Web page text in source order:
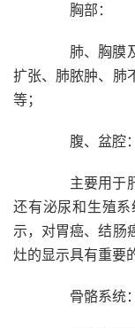
胸部：
肺、胸膜
扩张、肺脓肿、肺
等；
腹、盆腔：
主要用于
还有泌尿和生殖
示，对胃癌、结肠
灶的显示具有重要
骨骼系统：